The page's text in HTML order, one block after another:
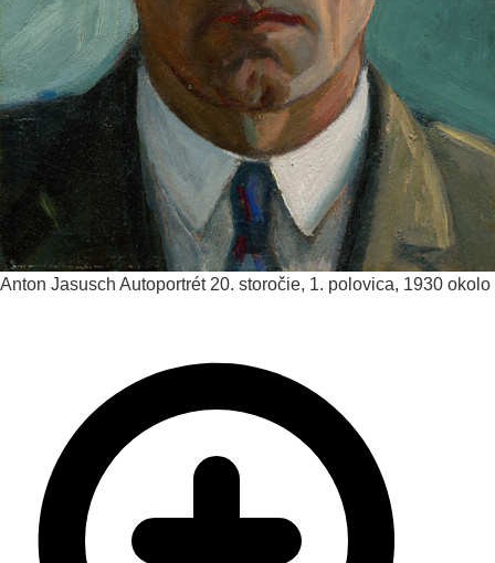
Anton Jasusch Autoportrét 20. storočie, 1. polovica, 1930 okolo